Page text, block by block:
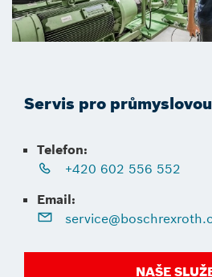
Servis pro
Telefon:
+420 602 556 552
Email:
NAŠE